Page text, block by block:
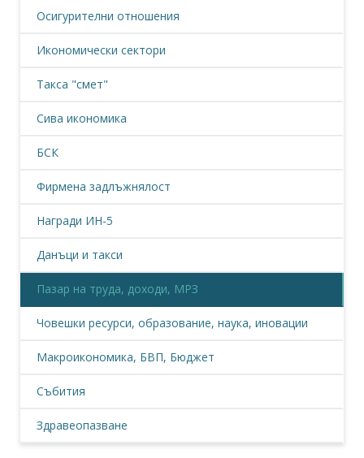
Осигурителни отношения
Икономически сектори
Такса "смет"
Сива икономика
БСК
Фирмена задлъжнялост
Награди ИН-5
Данъци и такси
Пазар на труда, доходи, МРЗ
Човешки ресурси, образование, наука, иновации
Макроикономика, БВП, Бюджет
Събития
Здравеопазване